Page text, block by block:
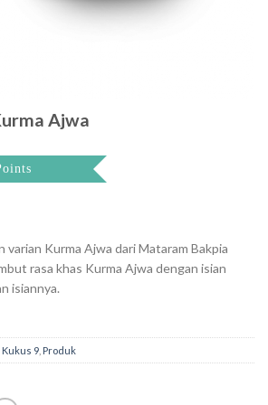
Ajwa
varian Kurma Ajwa dari Mataram Bakpia
rasa khas Kurma Ajwa dengan isian
isiannya.
Kukus 9 Produk